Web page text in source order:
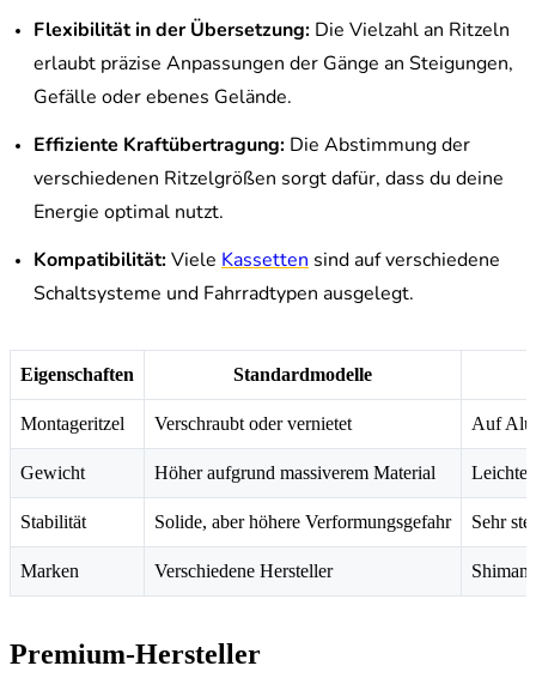
Flexibilität in der Übersetzung: Die Vielzahl an Ritzeln
erlaubt präzise Anpassungen der Gänge an Steigungen,
Gefälle oder ebenes Gelände.
Effiziente Kraftübertragung: Die Abstimmung der
verschiedenen Ritzelgrößen sorgt dafür, dass du deine
Energie optimal nutzt.
Kompatibilität: Viele Kassetten sind auf verschiedene
Schaltsysteme und Fahrradtypen ausgelegt.
Eigenschaften Standardmodelle
Montageritzel Verschraubt oder vernietet Auf
Gewicht Höher aufgrund massiverem Material
Stabilität Solide, aber höhere Verformungsgefahr Sehr
Marken Verschiedene Hersteller
Premium-Hersteller